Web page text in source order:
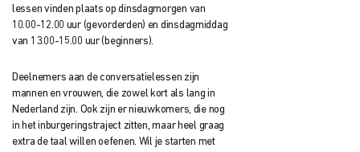
lessen vinden plaats op dinsdagmorgen van
10.00-12.00 uur (gevorderden) en dinsdagmiddag
van 13.00-15.00 uur (beginners).
Deelnemers aan de conversatielessen zijn
mannen en vrouwen, die zowel kort als lang in
Nederland zijn. Ook zijn er nieuwkomers, die nog
in het inburgeringstraject zitten, maar heel graag
extra de taal willen oefenen. Wil je starten met